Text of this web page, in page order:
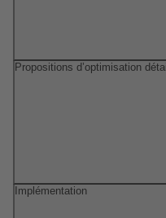
Propositions d’optimisation
Implémentation